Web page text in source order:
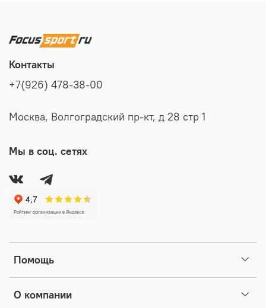
Помощь
О компании
Контакты
+7(926) 478-38-00
Москва, Волгоградский пр-кт, д 28 стр 1
Мы в соц. сетях